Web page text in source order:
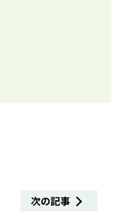
次の記事